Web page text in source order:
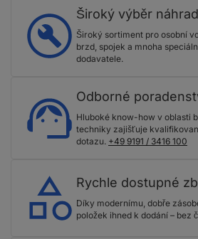
Široký výběr
Široký sortiment pro osobní
brzd, spojek a mnoha
dodavatele.
Odborné
Hluboké know-how v oblasti
techniky zajišťuje
dotazu. +49 9191 / 3416 100
Rychle dostupné
Díky modernímu, dobře
položek ihned k dodání – bez